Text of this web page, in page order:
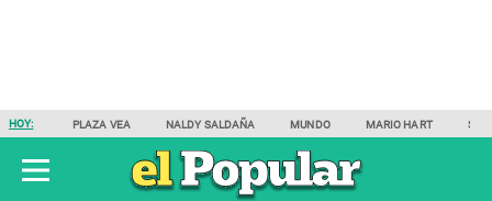
HOY: PLAZA VEA NALDY SALDAÑA MUNDO MARIO HART